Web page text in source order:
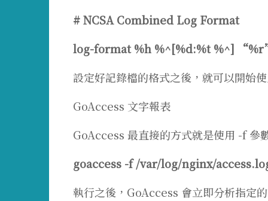
# NCSA Combined Log Format
log-format %h %^[%d:%t %^]
設定好記錄檔的格式之後，就可以開始
GoAccess 文字報表
GoAccess 最直接的方式就是使用 -f 參
goaccess -f /var/log/nginx/
執行之後，GoAccess 會立即分析指定